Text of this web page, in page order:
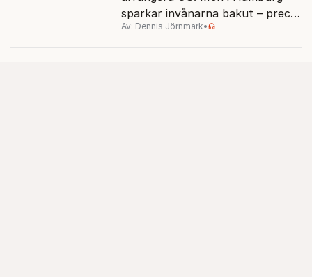
sparkar invånarna bakut – precis
som de gjort tidigare i Paris,
Av: Dennis Jörnmark•